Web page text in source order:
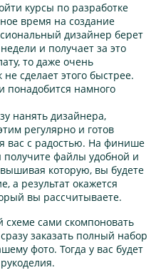
курсы по разработке
время на создание
дизайнер берет
и получает за это
то даже очень
сделает этого быстрее.
понадобится намного
нанять дизайнера,
регулярно и готов
вас с радостью. На финише
файлы удобной и
которую, вы будете
а результат окажется
вы рассчитываете.
сами скомпоновать
заказать полный набор
фото. Тогда у вас будет